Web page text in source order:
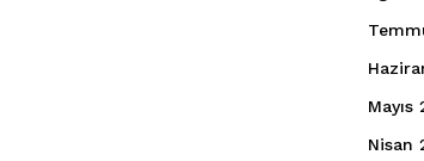
Mayıs
Nisan